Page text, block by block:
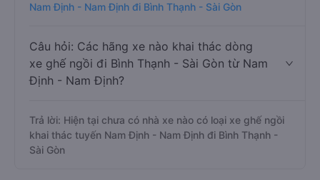
Nam Định - Nam Định đi Bình Thạnh - Sài Gòn
Câu hỏi: Các hãng xe nào khai thác dòng
xe ghế ngồi đi Bình Thạnh - Sài Gòn từ Nam
Định - Nam Định?
Trả lời: Hiện tại chưa có nhà xe nào có loại xe ghế ngồi
khai thác tuyến Nam Định - Nam Định đi Bình Thạnh -
Sài Gòn